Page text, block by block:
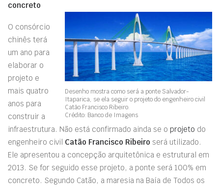
concreto
Desenho mostra como será a ponte Salvador-
Itaparica, se ela seguir o projeto do engenheiro civil
Catão Francisco Ribeiro.
Crédito: Banco de Imagens
O consórcio
chinês terá
um ano para
elaborar o
projeto e
mais quatro
anos para
construir a
infraestrutura. Não está confirmado ainda se o projeto do
engenheiro civil Catão Francisco Ribeiro será utilizado.
Ele apresentou a concepção arquitetônica e estrutural em
2013. Se for seguido esse projeto, a ponte será 100% em
concreto. Segundo Catão, a maresia na Baía de Todos os